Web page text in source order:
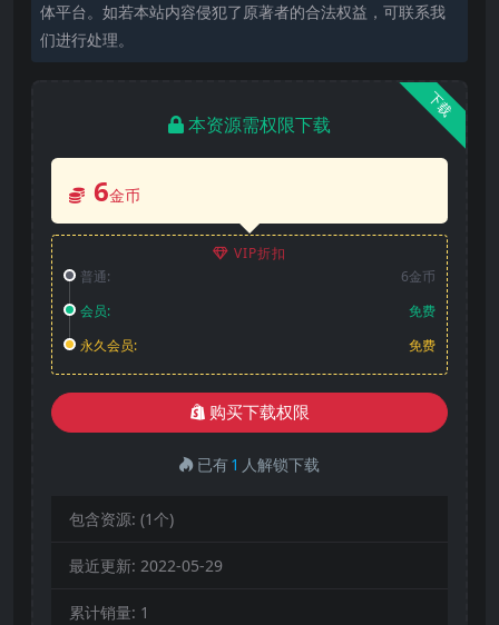
体平台。如若本站内容侵犯了原著者的合法权益，可联系我
们进行处理。
下载
本资源需权限下载
6金币
VIP折扣
普通:
6金币
会员:
免费
永久会员:
免费
购买下载权限
已有1 人解锁下载
包含资源: (1个)
最近更新: 2022-05-29
累计销量: 1